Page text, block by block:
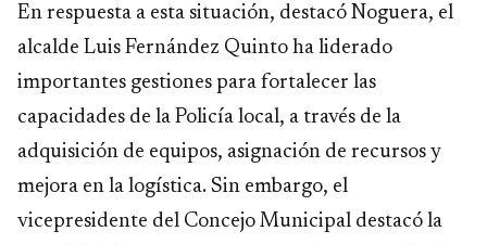
En respuesta a esta situación, destacó Noguera, el
alcalde Luis Fernández Quinto ha liderado
importantes gestiones para fortalecer las
capacidades de la Policía local, a través de la
adquisición de equipos, asignación de recursos y
mejora en la logística. Sin embargo, el
vicepresidente del Concejo Municipal destacó la